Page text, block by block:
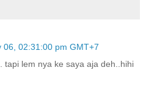
06, 02:31:00 pm GMT+7
tapi lem nya ke saya aja deh..hihi